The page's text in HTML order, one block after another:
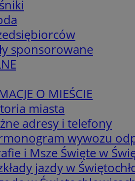
sponsorowane
O MIEŚCIE
miasta
adresy i telefony
wywozu
i Msze Święte w
jazdy w